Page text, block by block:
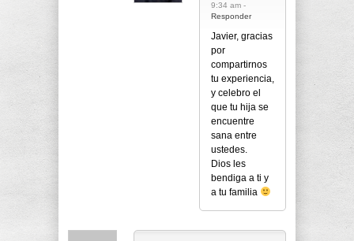
9:34 am -
Responder
Javier, gracias
por
compartirnos
tu experiencia,
y celebro el
que tu hija se
encuentre
sana entre
ustedes.
Dios les
bendiga a ti y
a tu familia